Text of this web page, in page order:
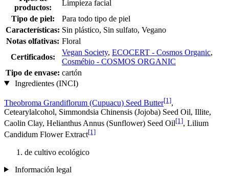
productos:
Limpieza facial
Tipo de piel:
Para todo tipo de piel
Características: Sin plástico, Sin sulfato, Vegano
Notas olfativas: Floral
Certificados:
Vegan Society, ECOCERT - Cosmos Organic,
Cosmébio - COSMOS ORGANIC
Tipo de envase: cartón
Ingredientes (INCI)
Theobroma Grandiflorum (Cupuacu) Seed Butter[1],
Cetearylalcohol, Simmondsia Chinensis (Jojoba) Seed Oil, Illite,
Caolin Clay, Helianthus Annus (Sunflower) Seed Oil[1], Lilium
Candidum Flower Extract[1]
de cultivo ecológico
Información legal